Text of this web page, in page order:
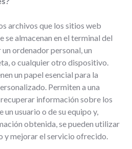
archivos que los sitios web
se almacenan en el terminal del
ordenador personal, un
o cualquier otro dispositivo.
un papel esencial para la
Permiten a una
información sobre los
usuario o de su equipo y,
obtenida, se pueden utilizar
y mejorar el servicio ofrecido.